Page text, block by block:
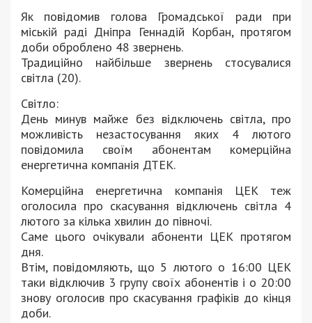
Як повідомив голова Громадської ради при
міській раді Дніпра Геннадій Корбан, протягом
доби оброблено 48 звернень.
Традиційно найбільше звернень стосувалися
світла (20).
Світло:
День минув майже без відключень світла, про
можливість незастосування яких 4 лютого
повідомила своїм абонентам комерційна
енергетична компанія ДТЕК.
Комерційна енергетична компанія ЦЕК теж
оголосила про скасування відключень світла 4
лютого за кілька хвилин до півночі.
Саме цього очікували абоненти ЦЕК протягом
дня.
Втім, повідомляють, що 5 лютого о 16:00 ЦЕК
таки відключив 3 групу своїх абонентів і о 20:00
знову оголосив про скасування графіків до кінця
доби.